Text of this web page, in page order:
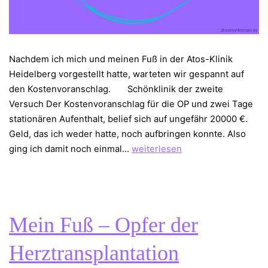
Nachdem ich mich und meinen Fuß in der Atos-Klinik
Heidelberg vorgestellt hatte, warteten wir gespannt auf
den Kostenvoranschlag. Schönklinik der zweite
Versuch Der Kostenvoranschlag für die OP und zwei Tage
stationären Aufenthalt, belief sich auf ungefähr 20000 €.
Geld, das ich weder hatte, noch aufbringen konnte. Also
ging ich damit noch einmal… Mein
weiterlesen
Mein Fuß – Opfer der
Herztransplantation